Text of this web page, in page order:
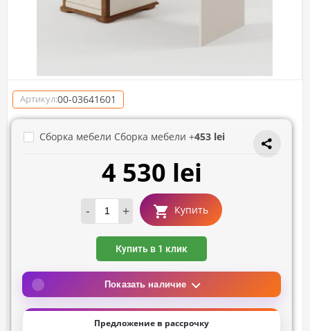
Артикул:00-03641601
Сборка мебели Сборка мебели +453 lei
4 530 lei
- + Купить
Купить в 1 клик
Показать наличие
Предложение в рассрочку